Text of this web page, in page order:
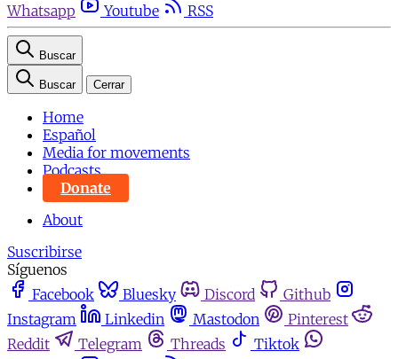
Whatsapp
Youtube RSS
Buscar
Buscar Cerrar
Home
Español
Media for movements
Podcasts
Donate
About
Suscribirse
Síguenos
Facebook
Bluesky Discord
Github
Instagram
Linkedin Mastodon
Pinterest
Reddit
Telegram Threads
Tiktok